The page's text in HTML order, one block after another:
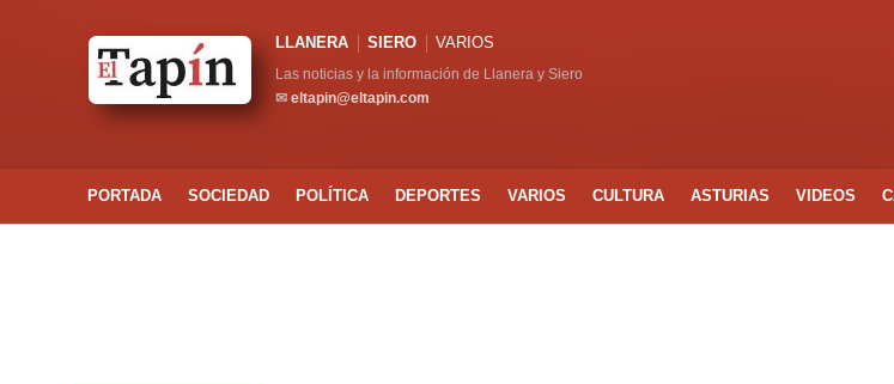
LLANERA SIERO VARIOS
Las noticias y la información de Llanera y Siero
✉ eltapin@eltapin.com
PORTADA SOCIEDAD POLÍTICA DEPORTES VARIOS CULTURA ASTURIAS VIDEOS